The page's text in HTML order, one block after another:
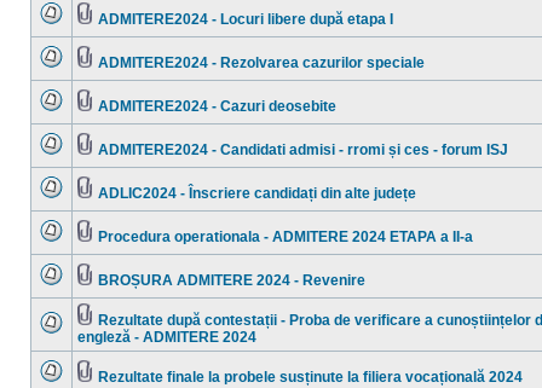
mesaje
necitite
sunt
mesaje
necitite
ADMITERE2024 - Locuri libere după etapa I
sunt
mesaje
necitite
ADMITERE2024 - Rezolvarea cazurilor speciale
sunt
mesaje
necitite
ADMITERE2024 - Cazuri deosebite
sunt
mesaje
necitite
ADMITERE2024 - Candidati admisi - rromi și ces - forum ISJ
sunt
mesaje
necitite
ADLIC2024 - Înscriere candidați din alte județe
sunt
mesaje
necitite
Procedura operationala - ADMITERE 2024 ETAPA a II-a
sunt
mesaje
necitite
Fişier(e)
BROȘURA ADMITERE 2024 - Revenire
Nu
sunt
mesaje
necitite
Fişier(e)
ataşat(e)
Rezultate după contestații - Proba de verificare a cunoștiințelor
engleză - ADMITERE 2024
Rezultate finale la probele susținute la filiera vocațională 2024